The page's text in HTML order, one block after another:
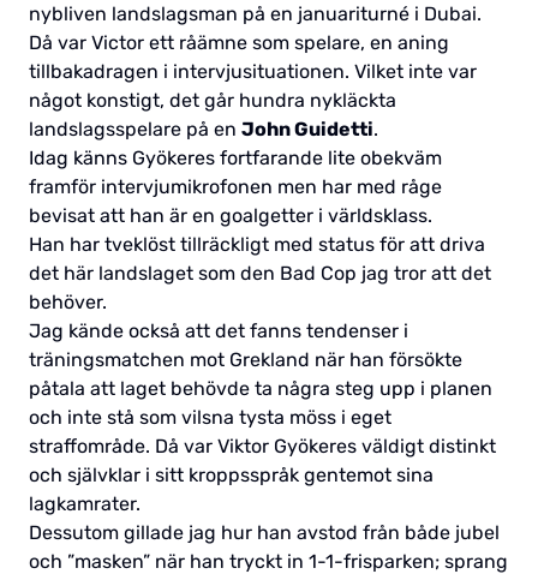
nybliven landslagsman på en januariturné i Dubai.
Då var Victor ett råämne som spelare, en aning
tillbakadragen i intervjusituationen. Vilket inte var
något konstigt, det går hundra nykläckta
landslagsspelare på en John Guidetti.
Idag känns Gyökeres fortfarande lite obekväm
framför intervjumikrofonen men har med råge
bevisat att han är en goalgetter i världsklass.
Han har tveklöst tillräckligt med status för att driva
det här landslaget som den Bad Cop jag tror att det
behöver.
Jag kände också att det fanns tendenser i
träningsmatchen mot Grekland när han försökte
påtala att laget behövde ta några steg upp i planen
och inte stå som vilsna tysta möss i eget
straffområde. Då var Viktor Gyökeres väldigt distinkt
och självklar i sitt kroppsspråk gentemot sina
lagkamrater.
Dessutom gillade jag hur han avstod från både jubel
och ”masken” när han tryckt in 1-1-frisparken; sprang